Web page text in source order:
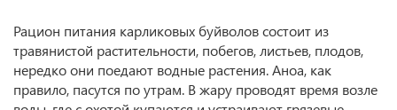
Рацион питания карликовых буйволов состоит из
травянистой растительности, побегов, листьев, плодов,
нередко они поедают водные растения. Аноа, как
правило, пасутся по утрам. В жару проводят время возле